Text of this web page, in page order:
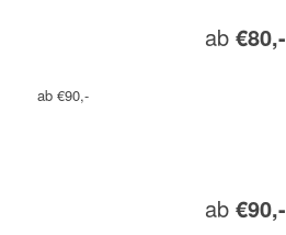
ab€80,-
ab €90,-
ab€90,-